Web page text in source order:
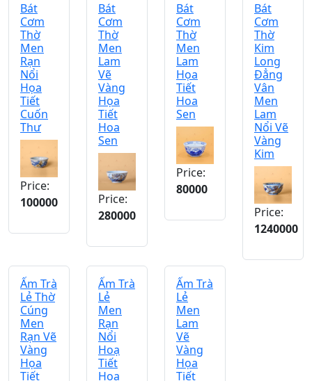
Bát
Cơm
Thờ
Men
Rạn
Nổi
Họa
Tiết
Cuốn
Thư
Price:
100000
Bát
Cơm
Thờ
Men
Lam
Vẽ
Vàng
Họa
Tiết
Hoa
Sen
Price:
280000
Bát
Cơm
Thờ
Men
Lam
Họa
Tiết
Hoa
Sen
Price:
80000
Bát
Cơm
Thờ
Kim
Long
Đẳng
Vân
Men
Lam
Nổi Vẽ
Vàng
Kim
Price:
1240000
Ấm Trà
Lẻ Thờ
Cúng
Men
Rạn Vẽ
Vàng
Họa
Tiết
Ấm Trà
Lẻ
Men
Rạn
Nổi
Hoạ
Tiết
Hoa
Ấm Trà
Lẻ
Men
Lam
Vẽ
Vàng
Họa
Tiết